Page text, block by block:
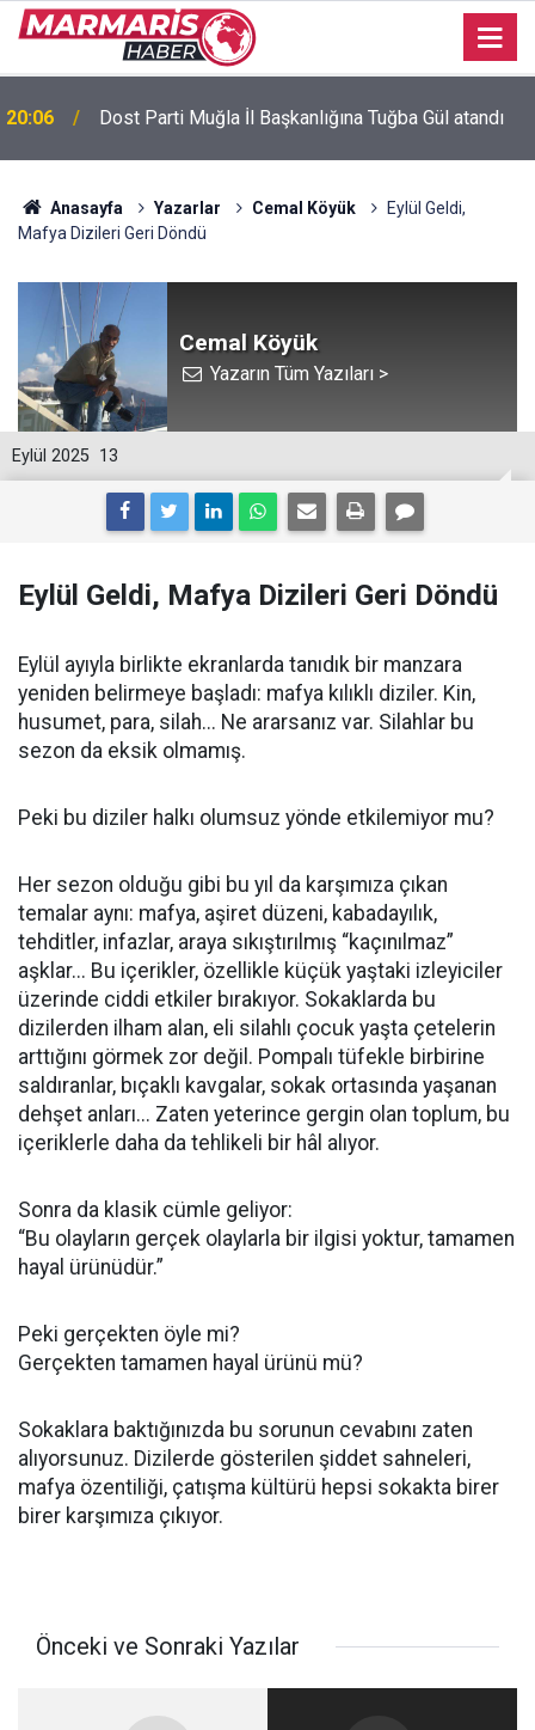
Dost Parti Muğla İl Başkanlığına Tuğba Gül atandı
16:51
Bursaspor’da 2026-2027 sezonu forma numaraları
açıklandı
Anasayfa Yazarlar Cemal Köyük
Eylül Geldi,
Mafya Dizileri Geri Döndü
Cemal Köyük
Yazarın Tüm Yazıları >
13
Eylül 2025
Eylül Geldi, Mafya Dizileri Geri Döndü
Eylül ayıyla birlikte ekranlarda tanıdık bir manzara
yeniden belirmeye başladı: mafya kılıklı diziler. Kin,
husumet, para, silah... Ne ararsanız var. Silahlar bu
sezon da eksik olmamış.
Peki bu diziler halkı olumsuz yönde etkilemiyor mu?
Her sezon olduğu gibi bu yıl da karşımıza çıkan
temalar aynı: mafya, aşiret düzeni, kabadayılık,
tehditler, infazlar, araya sıkıştırılmış “kaçınılmaz”
aşklar... Bu içerikler, özellikle küçük yaştaki izleyiciler
üzerinde ciddi etkiler bırakıyor. Sokaklarda bu
dizilerden ilham alan, eli silahlı çocuk yaşta çetelerin
arttığını görmek zor değil. Pompalı tüfekle birbirine
saldıranlar, bıçaklı kavgalar, sokak ortasında yaşanan
dehşet anları... Zaten yeterince gergin olan toplum, bu
içeriklerle daha da tehlikeli bir hâl alıyor.
Sonra da klasik cümle geliyor:
“Bu olayların gerçek olaylarla bir ilgisi yoktur, tamamen
hayal ürünüdür.”
Peki gerçekten öyle mi?
Gerçekten tamamen hayal ürünü mü?
Sokaklara baktığınızda bu sorunun cevabını zaten
alıyorsunuz. Dizilerde gösterilen şiddet sahneleri,
mafya özentiliği, çatışma kültürü hepsi sokakta birer
birer karşımıza çıkıyor.
Önceki ve Sonraki Yazılar